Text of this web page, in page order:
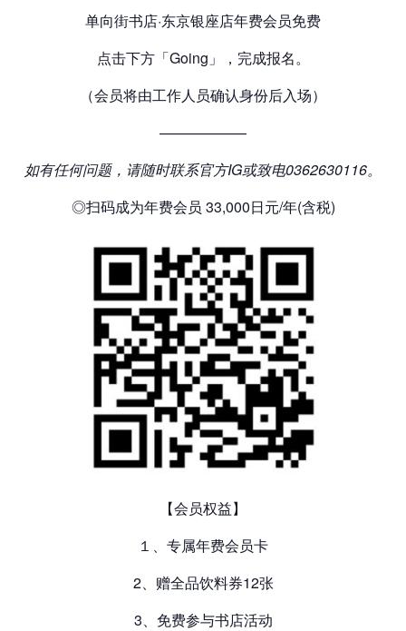
单向街书店·东京银座店年费会员免费
点击下方「Going」，完成报名。
（会员将由工作人员确认身份后入场）
——————
如有任何问题，请随时联系官方IG或致电0362630116。
◎扫码成为年费会员 33,000日元/年(含税)
【会员权益】
１、专属年费会员卡
2、赠全品饮料券12张
3、免费参与书店活动